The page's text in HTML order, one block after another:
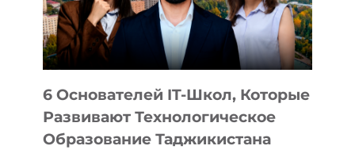
ОТ
OPENAI
6 Основателей IT-Школ, Которые
Развивают Технологическое
Образование Таджикистана